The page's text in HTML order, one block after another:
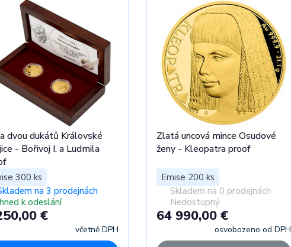
dvou dukátů Královské
- Bořivoj I. a Ludmila
300 ks
na 3 prodejnách
k odeslání
€
včetně DPH
Zlatá uncová mince Osudové
ženy - Kleopatra proof
Emise 200 ks
Skladem na 0 prodejnách
Nedostupný
64 990,00 €
osvobozeno od DPH